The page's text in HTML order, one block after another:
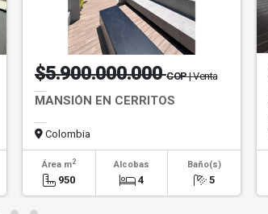
$5.900.000.000COP| Venta
MANSIÓN EN CERRITOS
Colombia
Área m2
950
Alcobas
4
Baño(s)
5